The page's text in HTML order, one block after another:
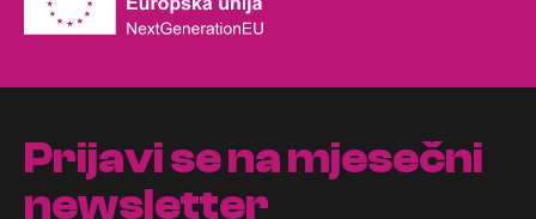
Prijavi se na mjesečni
newsletter